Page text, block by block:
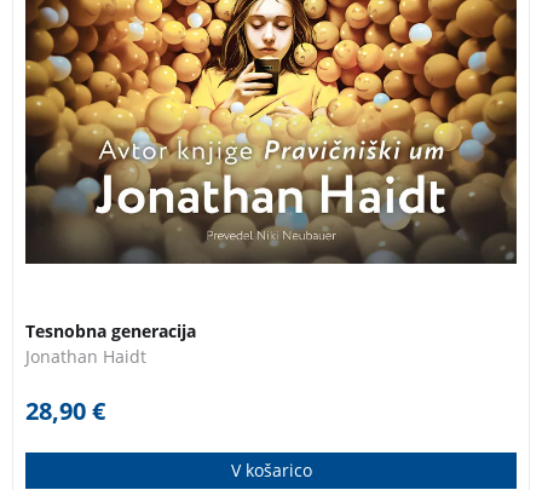
Tesnobna generacija
Jonathan Haidt
28,90€
V košarico